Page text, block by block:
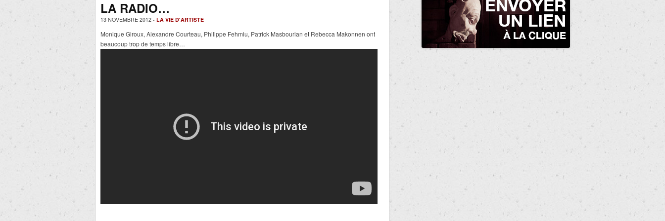
LA RADIO…
13 NOVEMBRE 2012 - LA VIE D'ARTISTE
Monique Giroux, Alexandre Courteau, Philippe Fehmiu, Patrick Masbourian et Rebecca Makonnen ont
beaucoup trop de temps libre…